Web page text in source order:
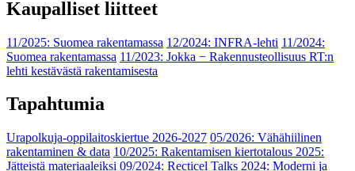
Kaupalliset liitteet
11/2025: Suomea rakentamassa 12/2024: INFRA-lehti 11/2024:
Suomea rakentamassa 11/2023: Jokka − Rakennusteollisuus RT:n
lehti kestävästä rakentamisesta
Tapahtumia
Urapolkuja-oppilaitoskiertue 2026-2027 05/2026: Vähähiilinen
rakentaminen & data 10/2025: Rakentamisen kiertotalous 2025:
Jätteistä materiaaleiksi 09/2024: Recticel Talks 2024: Moderni ja